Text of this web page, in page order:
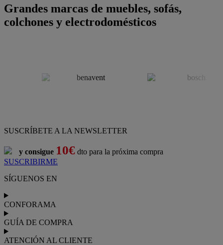
Grandes marcas de muebles, sofás,
colchones y electrodomésticos
SUSCRÍBETE A LA NEWSLETTER
y consigue 10€ dto para la próxima compra
SUSCRIBIRME
SÍGUENOS EN
CONFORAMA
GUÍA DE COMPRA
ATENCIÓN AL CLIENTE